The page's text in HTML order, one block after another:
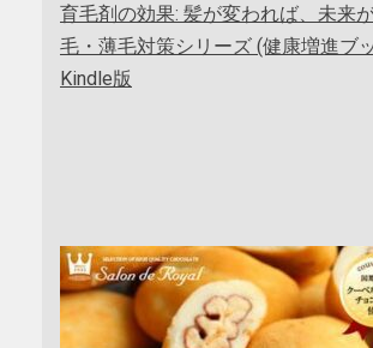
育毛剤の効果: 髪が変われば、未来
毛・薄毛対策シリーズ (健康増進ブ
Kindle版